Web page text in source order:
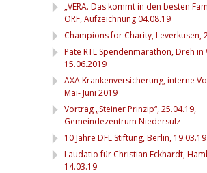
„VERA. Das kommt in den besten
ORF, Aufzeichnung 04.08.19
Champions for Charity, Leverkusen,
Pate RTL Spendenmarathon, Dreh in
15.06.2019
AXA Krankenversicherung, interne
Mai- Juni 2019
Vortrag „Steiner Prinzip“, 25.04.19,
Gemeindezentrum Niedersulz
10 Jahre DFL Stiftung, Berlin, 19.03.19
Laudatio für Christian Eckhardt,
14.03.19